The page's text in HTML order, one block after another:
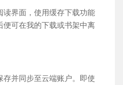
界面，使用缓存下载功能
可在我的下载或书架中离
并同步至云端账户。即使